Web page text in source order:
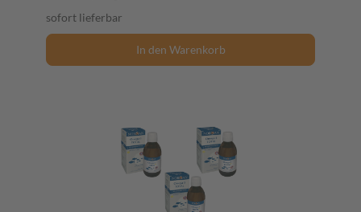
sofort lieferbar
In den Warenkorb